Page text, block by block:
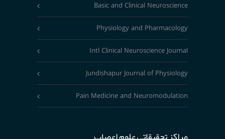
Basic and Clinical Neuroscience
Physiology and Pharmacology
Intl Clinical Neuroscience Journal
Jundishapur Journal of Physiology
Pain Medicine and Neuromodulation